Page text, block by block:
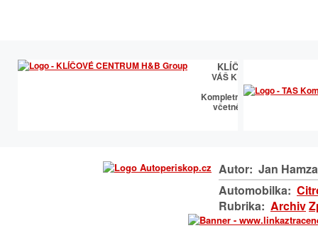
KLÍČOVÉ CENTRUM
VÁŠ KLÍČOVÝ PARTNER
Kompletní klíčařský
včetně výroby autoklíčů
Autor: Jan Hamza
Automobilka:
Rubrika: Archiv